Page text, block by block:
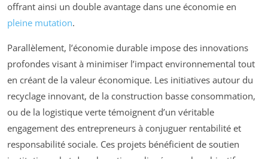
offrant ainsi un double avantage dans une économie en
pleine mutation.
Parallèlement, l’économie durable impose des innovations
profondes visant à minimiser l’impact environnemental tout
en créant de la valeur économique. Les initiatives autour du
recyclage innovant, de la construction basse consommation,
ou de la logistique verte témoignent d’un véritable
engagement des entrepreneurs à conjuguer rentabilité et
responsabilité sociale. Ces projets bénéficient de soutien